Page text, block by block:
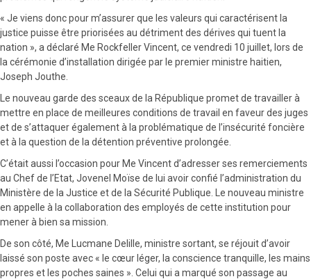
« Je viens donc pour m’assurer que les valeurs qui caractérisent la
justice puisse être priorisées au détriment des dérives qui tuent la
nation », a déclaré Me Rockfeller Vincent, ce vendredi 10 juillet, lors de
la cérémonie d’installation dirigée par le premier ministre haitien,
Joseph Jouthe.
Le nouveau garde des sceaux de la République promet de travailler à
mettre en place de meilleures conditions de travail en faveur des juges
et de s’attaquer également à la problématique de l’insécurité foncière
et à la question de la détention préventive prolongée.
C’était aussi l’occasion pour Me Vincent d’adresser ses remerciements
au Chef de l’Etat, Jovenel Moïse de lui avoir confié l’administration du
Ministère de la Justice et de la Sécurité Publique. Le nouveau ministre
en appelle à la collaboration des employés de cette institution pour
mener à bien sa mission.
De son côté, Me Lucmane Delille, ministre sortant, se réjouit d’avoir
laissé son poste avec « le cœur léger, la conscience tranquille, les mains
propres et les poches saines ». Celui qui a marqué son passage au